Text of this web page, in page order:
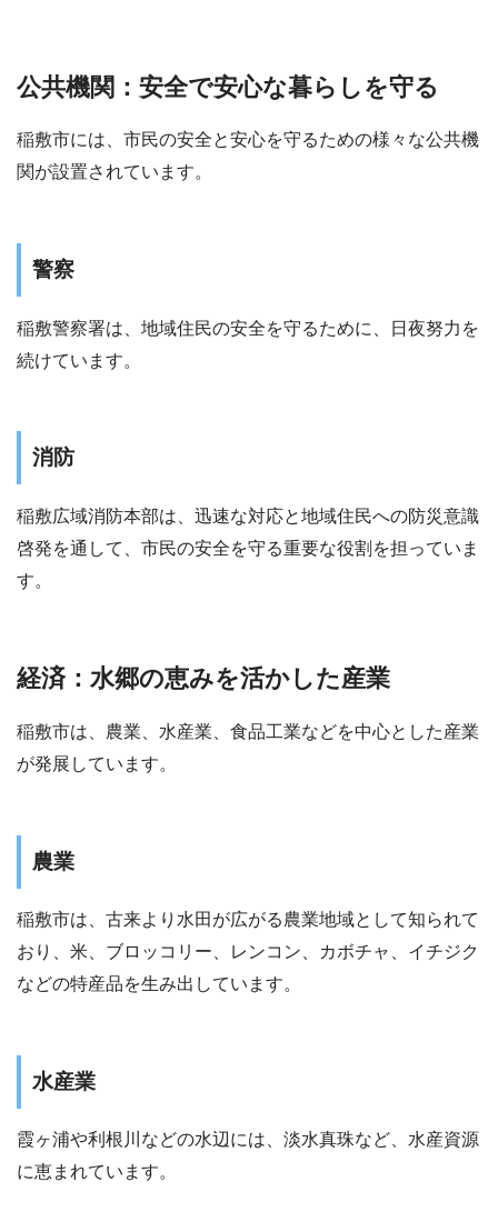
公共機関：安全で安心な暮らしを守る
稲敷市には、市民の安全と安心を守るための様々な公共機
関が設置されています。
警察
稲敷警察署は、地域住民の安全を守るために、日夜努力を
続けています。
消防
稲敷広域消防本部は、迅速な対応と地域住民への防災意識
啓発を通して、市民の安全を守る重要な役割を担っていま
す。
経済：水郷の恵みを活かした産業
稲敷市は、農業、水産業、食品工業などを中心とした産業
が発展しています。
農業
稲敷市は、古来より水田が広がる農業地域として知られて
おり、米、ブロッコリー、レンコン、カボチャ、イチジク
などの特産品を生み出しています。
水産業
霞ヶ浦や利根川などの水辺には、淡水真珠など、水産資源
に恵まれています。